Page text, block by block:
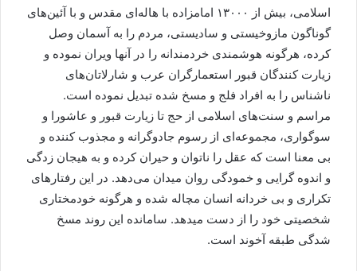
اسلامی، بیش از ۱۳۰۰۰ امامزاده با هاله‌ای مقدس و با آئین‌های
گوناگون مازوخیستی و سادیستی، مردم را به آسمان وصل
کرده، هرگونه هوشمندی خردمندانه را در آنها ویران نموده و
زیارت کنندگان قبور استعمارگران عرب و شارلاتان‌های
ناشناس را به افراد فلج و مسخ شده تبدیل نموده است.
مراسم و سنت‌های اسلامی از حج تا زیارت قبور و عاشورا و
سوگواری، مجموعه‌ای از رسوم جادوگرانه و مجذوب کننده و
بی معنا است که عقل را ناتوان و حیران کرده و به هیجان زدگی
و اندوه گرایی و خمودگی روان میدان می‌دهد. در این رفتارهای
تکراری و بی خردانه انسان مچاله شده و هرگونه خودمختاری
شخصیتی خود را از دست میدهد. سامانده این روند مسخ
شدگی طبقه آخوند است.